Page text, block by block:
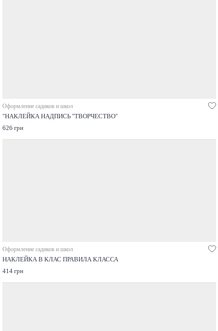
Оформление садиков и школ
"НАКЛЕЙКА НАДПИСЬ "ТВОРЧЕСТВО"
626 грн
Оформление садиков и школ
НАКЛЕЙКА В КЛАС ПРАВИЛА КЛАССА
414 грн